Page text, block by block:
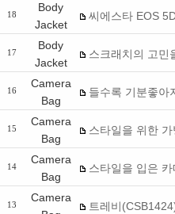
18
Body
Jacket
씨에스타 EOS
17
Body
Jacket
스크래치의 고민
16
Camera
Bag
들수록 기분좋아
15
Camera
Bag
스타일을 위한
14
Camera
Bag
스타일을 입은
13
Camera
트레비